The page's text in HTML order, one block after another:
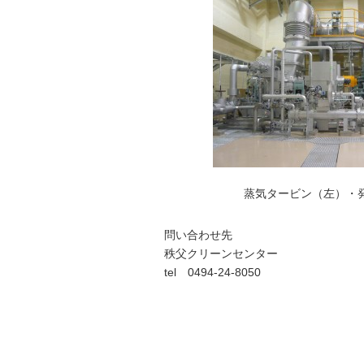
蒸気タービン（左）・発
問い合わせ先
秩父クリーンセンター
tel 0494-24-8050